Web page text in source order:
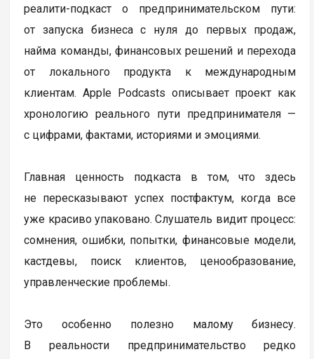
реалити-подкаст о предпринимательском пути:
от запуска бизнеса с нуля до первых продаж,
найма команды, финансовых решений и перехода
от локального продукта к международным
клиентам. Apple Podcasts описывает проект как
хронологию реального пути предпринимателя —
с цифрами, фактами, историями и эмоциями.
Главная ценность подкаста в том, что здесь
не пересказывают успех постфактум, когда все
уже красиво упаковано. Слушатель видит процесс:
сомнения, ошибки, попытки, финансовые модели,
кастдевы, поиск клиентов, ценообразование,
управленческие проблемы.
Это особенно полезно малому бизнесу.
В реальности предпринимательство редко